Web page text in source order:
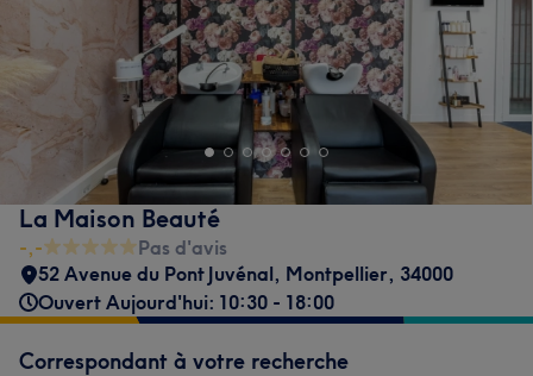
La Maison Beauté
-,-
Pas d'avis
52 Avenue du Pont Juvénal, Montpellier, 34000
Ouvert Aujourd'hui: 10:30 - 18:00
Correspondant à votre recherche